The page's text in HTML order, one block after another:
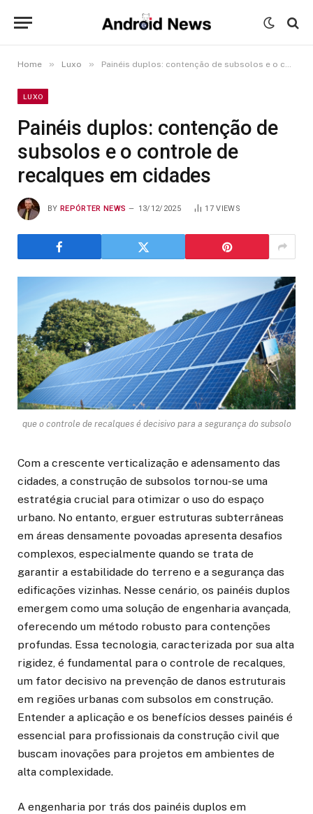
Home » Luxo » Painéis duplos: contenção de subsolos e o controle de recalques em cidades
LUXO
Painéis duplos: contenção de
subsolos e o controle de
recalques em cidades
BY REPÓRTER NEWS 13/12/2025 17VIEWS
que o controle de recalques é decisivo para a segurança do subsolo
Com a crescente verticalização e adensamento das
cidades, a construção de subsolos tornou-se uma
estratégia crucial para otimizar o uso do espaço
urbano. No entanto, erguer estruturas subterrâneas
em áreas densamente povoadas apresenta desafios
complexos, especialmente quando se trata de
garantir a estabilidade do terreno e a segurança das
edificações vizinhas. Nesse cenário, os painéis duplos
emergem como uma solução de engenharia avançada,
oferecendo um método robusto para contenções
profundas. Essa tecnologia, caracterizada por sua alta
rigidez, é fundamental para o controle de recalques,
um fator decisivo na prevenção de danos estruturais
em regiões urbanas com subsolos em construção.
Entender a aplicação e os benefícios desses painéis é
essencial para profissionais da construção civil que
buscam inovações para projetos em ambientes de
alta complexidade.
A engenharia por trás dos painéis duplos em